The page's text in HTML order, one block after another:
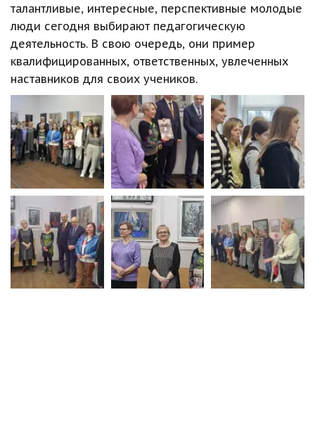
талантливые, интересные, перспективные молодые
люди сегодня выбирают педагогическую
деятельность. В свою очередь, они пример
квалифицированных, ответственных, увлеченных
наставников для своих учеников.